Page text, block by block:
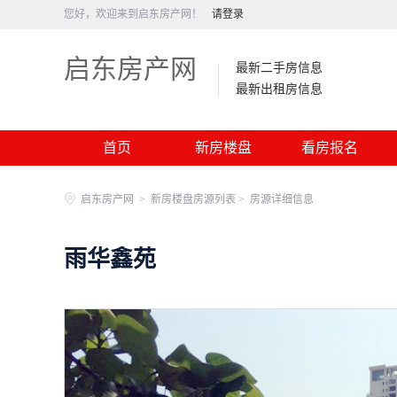
您好，欢迎来到启东房产网！ 请登录
启东房产网
最新二手房信息
最新出租房信息
首页 新房楼盘 看房报名
启东房产网 > 新房楼盘房源列表 > 房源详细信息
雨华鑫苑